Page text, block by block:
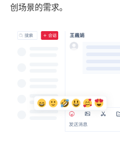
创场景的需求。